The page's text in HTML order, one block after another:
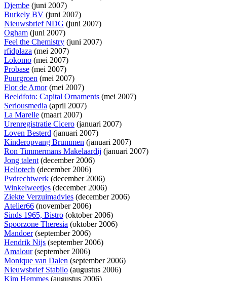
Djembe (juni 2007)
Burkely BV (juni 2007)
Nieuwsbrief NDG (juni 2007)
Ogham (juni 2007)
Feel the Chemistry (juni 2007)
rfidplaza (mei 2007)
Lokomo (mei 2007)
Probase (mei 2007)
Puurgroen (mei 2007)
Flor de Amor(mei 2007)
Beeldfoto: Capital Ornaments (mei 2007)
Seriousmedia (april 2007)
La Marelle (maart 2007)
Urenregistratie Cicero (januari 2007)
Loven Besterd (januari 2007)
Kinderopvang Brummen (januari 2007)
Ron Timmermans Makelaardij (januari 2007)
Jong talent(december 2006)
Heliotech (december 2006)
Pvdrechtwerk (december 2006)
Winkelweetjes (december 2006)
Ziekte Verzuimadvies (december 2006)
Atelier66 (november 2006)
Sinds 1965, Bistro (oktober 2006)
Spoorzone Theresia (oktober 2006)
Mandoer(september 2006)
Hendrik Nijs (september 2006)
Amalour(september 2006)
Monique van Dalen (september 2006)
Nieuwsbrief Stabilo (augustus 2006)
Kim Hemmes (augustus 2006)